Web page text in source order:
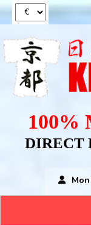
100%
DIRECT
Panneau de gestion